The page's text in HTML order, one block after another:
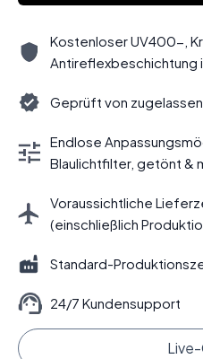
Kostenloser UV400-,
Antireflexbeschichtung
Geprüft von
Endlose
Blaulichtfilter, getönt &
Voraussichtliche
(einschließlich
Standard-
24/7 Kundensupport